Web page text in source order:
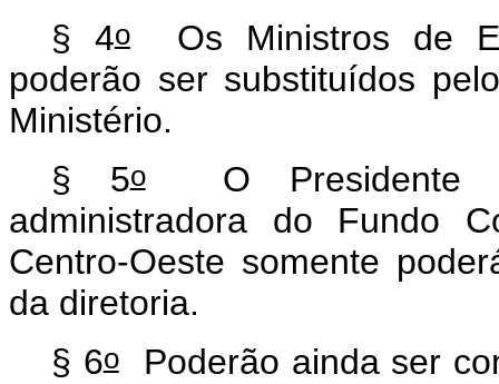
§ 4oOs Ministros de
poderão ser substituídos
Ministério.
§ 5oO Presidente
administradora do Fundo
Centro-Oeste somente
da diretoria.
§ 6oPoderão ainda ser